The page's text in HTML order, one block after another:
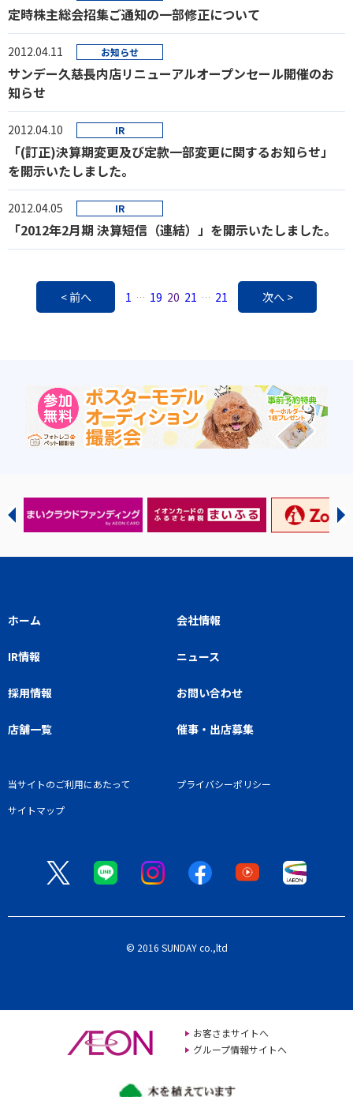
定時株主総会招集ご通知の一部修正について
2012.04.11 お知らせ
サンデー久慈長内店リニューアルオープンセール開催のお
知らせ
2012.04.10 IR
「(訂正)決算期変更及び定款一部変更に関するお知らせ」
を開示いたしました。
2012.04.05 IR
「2012年2月期 決算短信（連結）」を開示いたしました。
< 前へ 1 … 19 20 21 … 21 次へ >
ホーム 会社情報
IR情報 ニュース
採用情報 お問い合わせ
店舗一覧 催事・出店募集
当サイトのご利用にあたって
プライバシーポリシー
サイトマップ
© 2016 SUNDAY co.,ltd
お客さまサイトへ
グループ情報サイトへ